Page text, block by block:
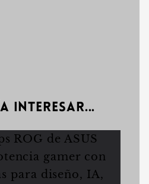
interesar...